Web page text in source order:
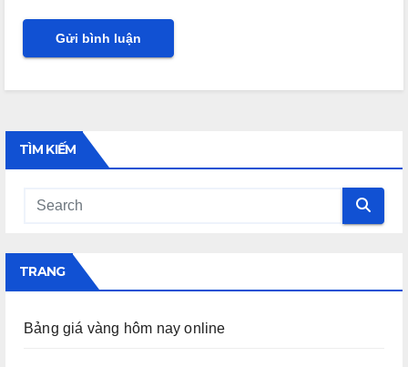
TÌM KIẾM
TRANG
Bảng giá vàng hôm nay online